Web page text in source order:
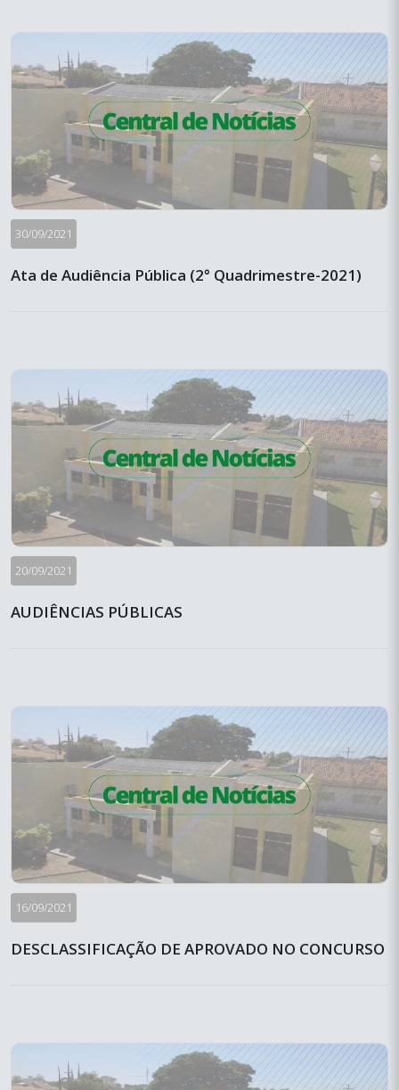
30/09/2021
Ata de Audiência Pública (2° Quadrimestre-2021)
20/09/2021
AUDIÊNCIAS PÚBLICAS
16/09/2021
DESCLASSIFICAÇÃO DE APROVADO NO CONCURSO